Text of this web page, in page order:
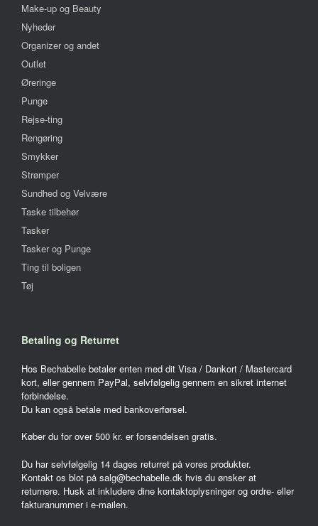
Make-up og Beauty
Nyheder
Organizer og andet
Outlet
Øreringe
Punge
Rejse-ting
Rengøring
Smykker
Strømper
Sundhed og Velvære
Taske tilbehør
Tasker
Tasker og Punge
Ting til boligen
Tøj
Betaling og Returret
Hos Bechabelle betaler enten med dit Visa / Dankort / Mastercard
kort, eller gennem PayPal, selvfølgelig gennem en sikret internet
forbindelse.
Du kan også betale med bankoverførsel.
Køber du for over 500 kr. er forsendelsen gratis.
Du har selvfølgelig 14 dages returret på vores produkter.
Kontakt os blot på salg@bechabelle.dk hvis du ønsker at
returnere. Husk at inkludere dine kontaktoplysninger og ordre- eller
fakturanummer i e-mailen.